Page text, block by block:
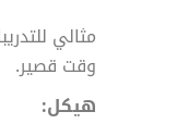
مثالي
وقت قصير.
هيكل: